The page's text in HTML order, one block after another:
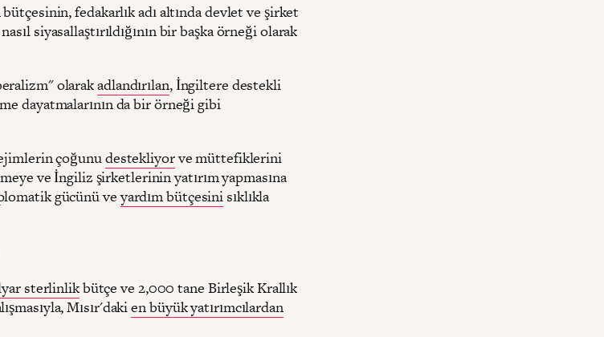
fedakarlık adı altında devlet ve şirket
siyasallaştırıldığının bir başka örneği olarak
olarakadlandırılan, İngiltere destekli
dayatmalarının da bir örneği gibi
çoğunudestekliyorve müttefiklerini
ve İngiliz şirketlerinin yatırım yapmasına
gücünü veyardım bütçesini sıklıkla
sterlinlikbütçe ve 2,000 tane Birleşik Krallık
Mısır'dakien büyük yatırımcılardan